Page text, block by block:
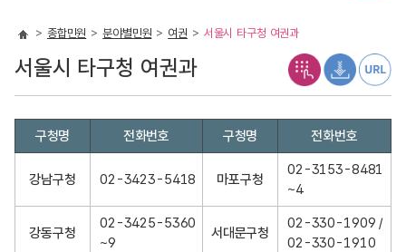
종합민원 분야별민원 여권 서울시 타구청 여권과
서울시 타구청 여권과
울
구
구청명 전화번호 구청명 전화번호
강남구청 02-3423-5418 마포구청
02-3153-8481
~4
강동구청
02-3425-5360
~9
서대문구청
02-330-1909 /
02-330-1910